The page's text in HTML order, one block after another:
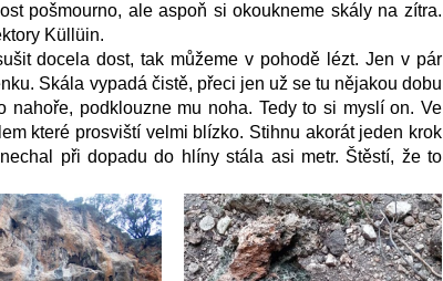
pošmourno, ale aspoň si okoukneme skály na zítra.
Küllüin.
docela dost, tak můžeme v pohodě lézt. Jen v pár
Skála vypadá čistě, přeci jen už se tu nějakou dobu
nahoře, podklouzne mu noha. Tedy to si myslí on. Ve
které prosviští velmi blízko. Stihnu akorát jeden krok
při dopadu do hlíny stála asi metr. Štěstí, že to